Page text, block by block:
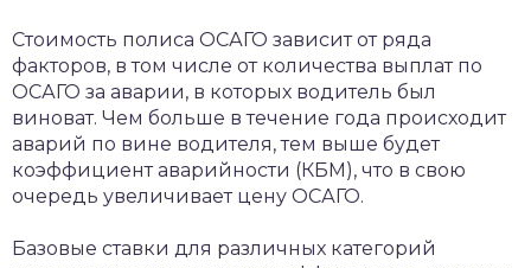
Стоимость полиса ОСАГО зависит от ряда
факторов, в том числе от количества выплат по
ОСАГО за аварии, в которых водитель был
виноват. Чем больше в течение года происходит
аварий по вине водителя, тем выше будет
коэффициент аварийности (КБМ), что в свою
очередь увеличивает цену ОСАГО.
Базовые ставки для различных категорий